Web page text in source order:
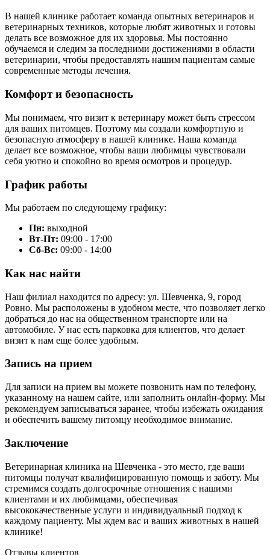
В нашей клинике работает команда опытных ветеринаров и
ветеринарных техников, которые любят животных и готовы
делать все возможное для их здоровья. Мы постоянно
обучаемся и следим за последними достижениями в области
ветеринарии, чтобы предоставлять нашим пациентам самые
современные методы лечения.
Комфорт и безопасность
Мы понимаем, что визит к ветеринару может быть стрессом
для ваших питомцев. Поэтому мы создали комфортную и
безопасную атмосферу в нашей клинике. Наша команда
делает все возможное, чтобы ваши любимцы чувствовали
себя уютно и спокойно во время осмотров и процедур.
График работы
Мы работаем по следующему графику:
Пн: выходной
Вт-Пт: 09:00 - 17:00
Сб-Вс: 09:00 - 14:00
Как нас найти
Наш филиал находится по адресу: ул. Шевченка, 9, город
Ровно. Мы расположены в удобном месте, что позволяет легко
добраться до нас на общественном транспорте или на
автомобиле. У нас есть парковка для клиентов, что делает
визит к нам еще более удобным.
Запись на прием
Для записи на прием вы можете позвонить нам по телефону,
указанному на нашем сайте, или заполнить онлайн-форму. Мы
рекомендуем записываться заранее, чтобы избежать ожидания
и обеспечить вашему питомцу необходимое внимание.
Заключение
Ветеринарная клиника на Шевченка - это место, где ваши
питомцы получат квалифицированную помощь и заботу. Мы
стремимся создать долгосрочные отношения с нашими
клиентами и их любимцами, обеспечивая
высококачественные услуги и индивидуальный подход к
каждому пациенту. Мы ждем вас и ваших животных в нашей
клинике!
Отзывы клиентов